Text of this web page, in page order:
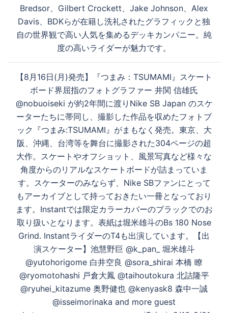
ナ
ビ
ゲ
ン
Bredsor、Gilbert Crockett、Jake Johnson、Alex
Davis、BDKらが在籍し洗礼されたグラフィックと独
自の世界観で高い人気を集めるデッキカンパニー。純
度の高いライダーが魅力です。
【8月16日(月)発売】『つまみ：TSUMAMI』スケート
ボード界屈指のフォトグラファー 井関 信雄氏
@nobuoiseki が約2年間に渡りNike SB Japan のスケ
ーターたちに帯同し、撮影した作品を収めたフォトブ
ック『つまみ:TSUMAMI』がまもなく発売。⁡東京、大
阪、沖縄、台湾等を舞台に撮影された304ページの超
大作。スケートやオフショット、風景写真など様々な
角度からのリアルなスケートボードが詰まっていま
す。スケーターのみならず、Nike SBファンにとって
もアーカイブとして持っておきたい一冊となっており
ます。Instantでは限定カラーカバーのブラックでのお
取り扱いとなります。表紙は堀米雄斗のBs 180 Nose
Grind. InstantライダーのT4も出演しています。【出
演スケーター】池慧野巨 @k_pan_ 堀米雄斗
@yutohorigome 白井空良 @sora_shirai 本橋 瞭
@ryomotohashi 戸倉大鳳 @taihoutokura 北詰隆平
@ryuhei_kitazume 奥野健也 @kenyask8 森中一誠
@isseimorinaka and more guest